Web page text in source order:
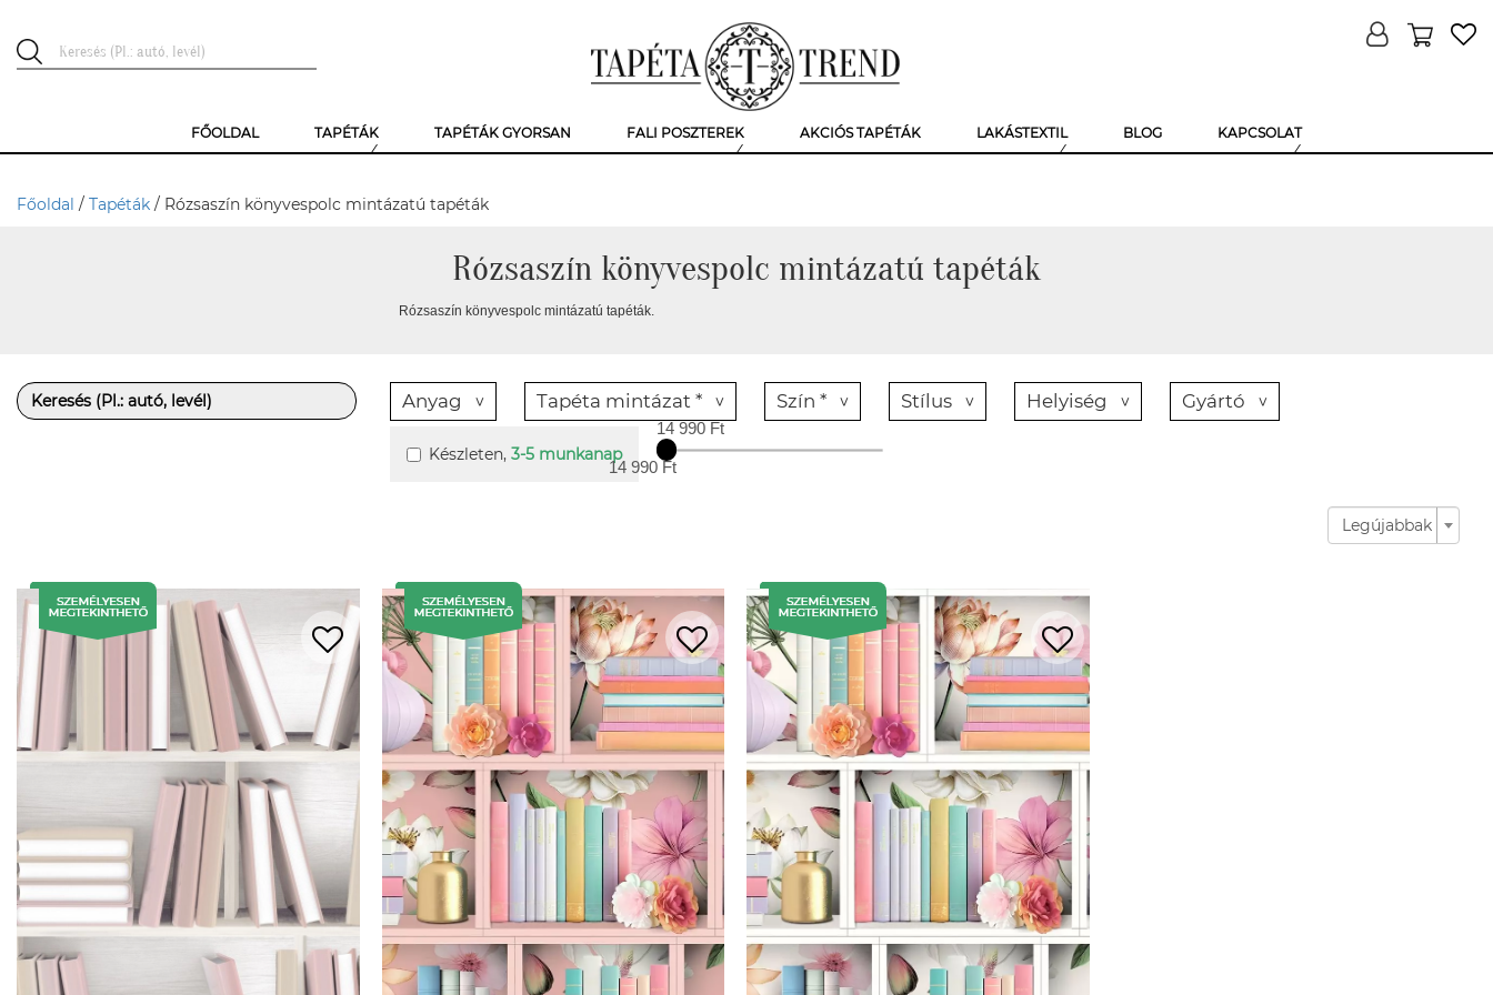
FŐOLDAL TAPÉTÁK TAPÉTÁK GYORSAN FALI POSZTEREK AKCIÓS TAPÉTÁK LAKÁSTEXTIL BLOG KAPCSOLAT
Főoldal / Tapéták / Rózsaszín könyvespolc mintázatú tapéták
Rózsaszín könyvespolc mintázatú tapéták
Rózsaszín könyvespolc mintázatú tapéták.
Anyag Tapéta mintázat * Szín * Stílus Helyiség Gyártó
Készleten, 3-5 munkanap
14 990 Ft
14 990 Ft
Legújabbak